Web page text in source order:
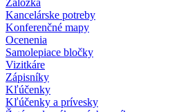
Záložka
Kancelárske potreby
Konferenčné mapy
Ocenenia
Samolepiace bločky
Vizitkáre
Zápisníky
Kľúčenky
Kľúčenky a prívesky